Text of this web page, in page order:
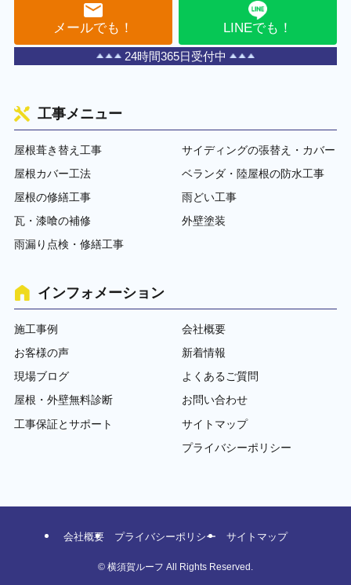
メールでも！ LINEでも！
24時間365日受付中
工事メニュー
屋根葺き替え工事
屋根カバー工法
屋根の修繕工事
瓦・漆喰の補修
雨漏り点検・修繕工事
サイディングの張替え・カバー
ベランダ・陸屋根の防水工事
雨どい工事
外壁塗装
インフォメーション
施工事例
お客様の声
現場ブログ
屋根・外壁無料診断
工事保証とサポート
会社概要
新着情報
よくあるご質問
お問い合わせ
サイトマップ
プライバシーポリシー
会社概要 プライバシーポリシー サイトマップ
© 横須賀ルーフ All Rights Reserved.